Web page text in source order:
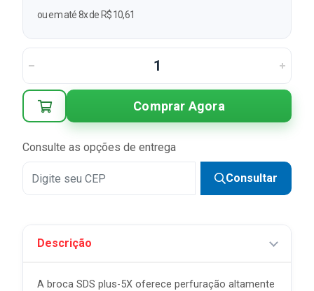
ou em até 8x de R$ 10,61
Comprar Agora
Consulte as opções de entrega
Consultar
Descrição
A broca SDS plus-5X oferece perfuração altamente